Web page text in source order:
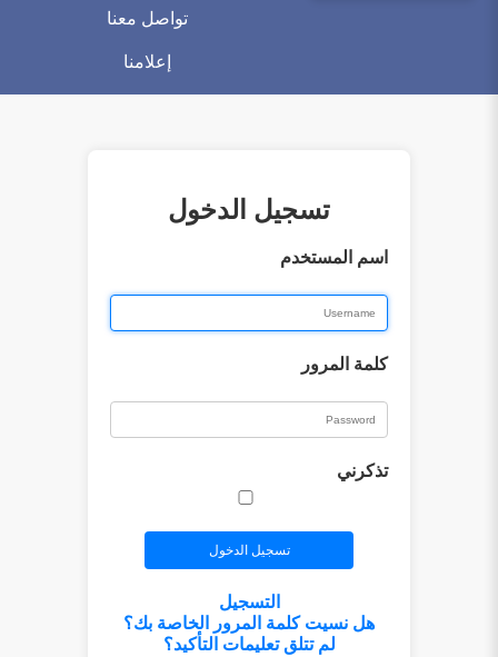
تواصل معنا
إعلامنا
تسجيل الدخول
اسم المستخدم
كلمة المرور
تذكرني
التسجيل
هل نسيت كلمة المرور الخاصة بك؟
لم تتلق تعليمات التأكيد؟